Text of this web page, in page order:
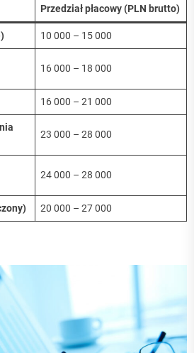
Przedział płacowy (PLN brutto)
10 000 – 15 000
16 000 – 18 000
16 000 – 21 000
23 000 – 28 000
24 000 – 28 000
20 000 – 27 000